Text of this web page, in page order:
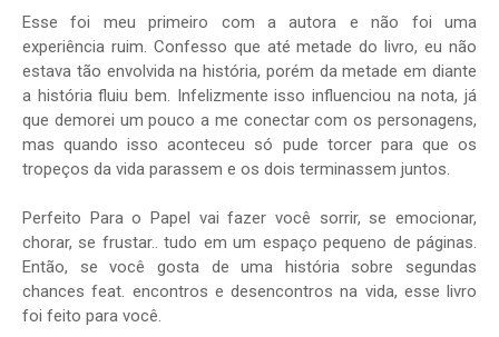
Esse foi meu primeiro com a autora e não foi uma
experiência ruim. Confesso que até metade do livro, eu não
estava tão envolvida na história, porém da metade em diante
a história fluiu bem. Infelizmente isso influenciou na nota, já
que demorei um pouco a me conectar com os personagens,
mas quando isso aconteceu só pude torcer para que os
tropeços da vida parassem e os dois terminassem juntos.
Perfeito Para o Papel vai fazer você sorrir, se emocionar,
chorar, se frustar.. tudo em um espaço pequeno de páginas.
Então, se você gosta de uma história sobre segundas
chances feat. encontros e desencontros na vida, esse livro
foi feito para você.